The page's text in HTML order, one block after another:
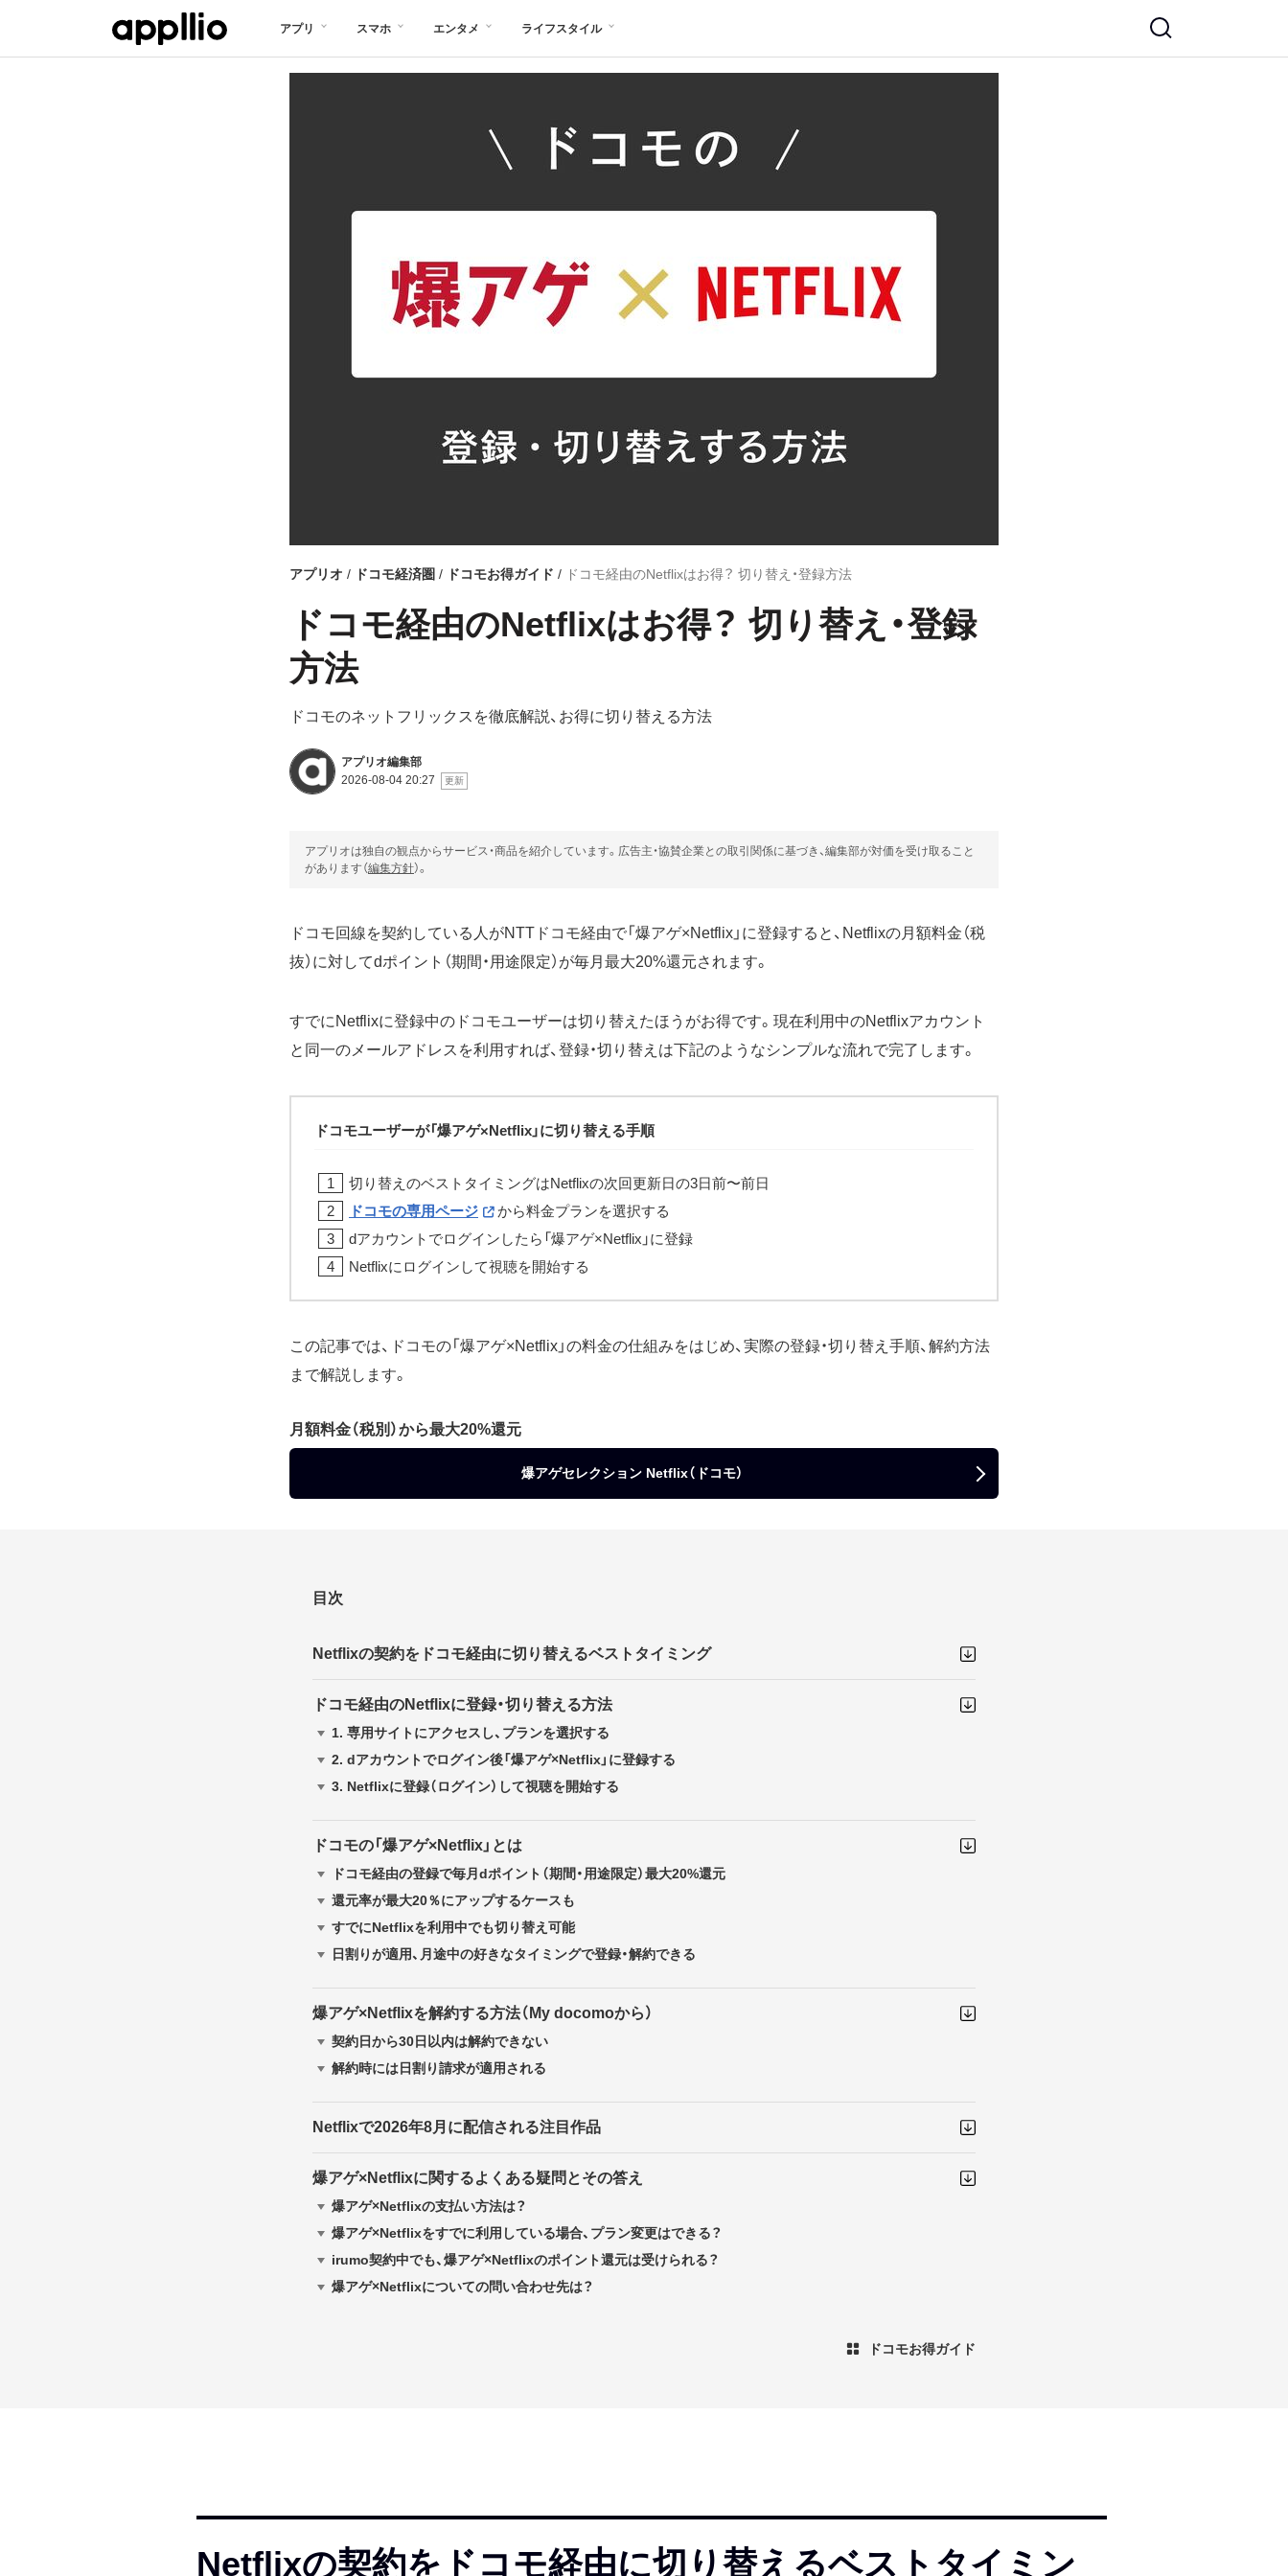
アプリ スマホ エンタメ ライフスタイル
アプリオ ドコモ経済圏 ドコモお得ガイド ドコモ経由のNetflixはお得？ 切り替え・登録方法
ドコモ経由のNetflixはお得？ 切り替え・登録
方法
ドコモのネットフリックスを徹底解説、お得に切り替える方法
アプリオ編集部
2026-08-04 20:27
アプリオは独自の観点からサービス・商品を紹介しています。広告主・協賛企業との取引関係に基づき、編集部が対価を受け取ること
があります（編集方針）。
ドコモ回線を契約している人がNTTドコモ経由で「爆アゲ×Netflix」に登録すると、Netflixの月額料金（税
抜）に対してdポイント（期間・用途限定）が毎月最大20%還元されます。
すでにNetflixに登録中のドコモユーザーは切り替えたほうがお得です。現在利用中のNetflixアカウント
と同一のメールアドレスを利用すれば、登録・切り替えは下記のようなシンプルな流れで完了します。
ドコモユーザーが「爆アゲ×Netflix」に切り替える手順
切り替えのベストタイミングはNetflixの次回更新日の3日前〜前日
ドコモの専用ページ
から料金プランを選択する
dアカウントでログインしたら「爆アゲ×Netflix」に登録
Netflixにログインして視聴を開始する
この記事では、ドコモの「爆アゲ×Netflix」の料金の仕組みをはじめ、実際の登録・切り替え手順、解約方法
まで解説します。
月額料金（税別）から最大20%還元
爆アゲセレクション Netflix（ドコモ）
目次
Netflixの契約をドコモ経由に切り替えるベストタイミング
ドコモ経由のNetflixに登録・切り替える方法
1. 専用サイトにアクセスし、プランを選択する
2. dアカウントでログイン後「爆アゲ×Netflix」に登録する
3. Netflixに登録（ログイン）して視聴を開始する
ドコモの「爆アゲ×Netflix」とは
ドコモ経由の登録で毎月dポイント（期間・用途限定）最大20%還元
還元率が最大20％にアップするケースも
すでにNetflixを利用中でも切り替え可能
日割りが適用、月途中の好きなタイミングで登録・解約できる
爆アゲ×Netflixを解約する方法（My docomoから）
契約日から30日以内は解約できない
解約時には日割り請求が適用される
Netflixで2026年8月に配信される注目作品
爆アゲ×Netflixに関するよくある疑問とその答え
爆アゲ×Netflixの支払い方法は？
爆アゲ×Netflixをすでに利用している場合、プラン変更はできる？
irumo契約中でも、爆アゲ×Netflixのポイント還元は受けられる？
爆アゲ×Netflixについての問い合わせ先は？
ドコモお得ガイド
Netflixの契約をドコモ経由に切り替えるベストタイミン